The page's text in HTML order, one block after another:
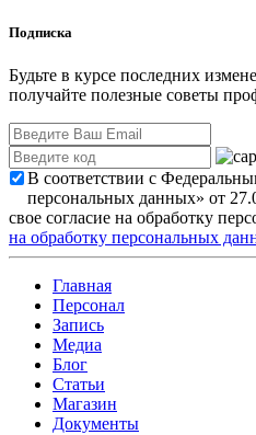
Подписка
Будьте в курсе последних
получайте полезные советы
В соответствии с
персональных данных» от
свое согласие на обработку
на обработку персональных
Главная
Персонал
Запись
Медиа
Блог
Статьи
Магазин
Документы